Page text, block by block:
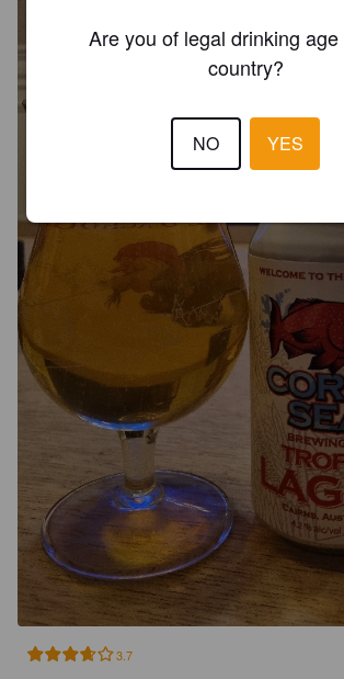
3.7
Are you of legal drinking
country?
NO YES